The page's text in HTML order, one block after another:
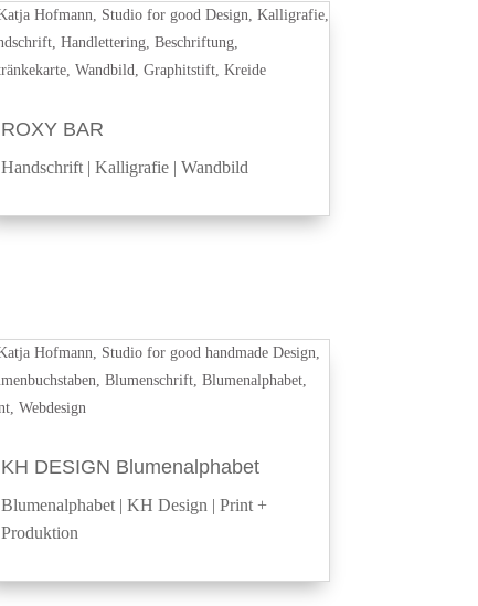
ROXY BAR
Handschrift| Kalligrafie| Wandbild
KH DESIGN Blumenalphabet
Blumenalphabet| KH Design | Print +
Produktion